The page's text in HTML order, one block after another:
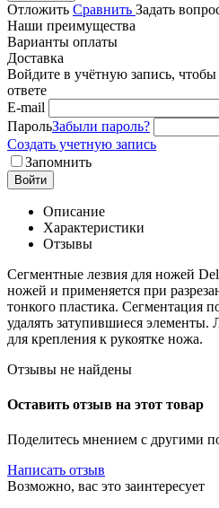
Отложить Сравнить Задать
Наши преимущества
Варианты оплаты
Доставка
Войдите в учётную запись,
ответе
E-mail
ПарольЗабыли пароль?
Создать учетную запись
Запомнить
Войти
Описание
Характеристики
Отзывы
Сегментные лезвия для ножей
ножей и применяется при
тонкого пластика. Сегментация
удалять затупившиеся элементы.
для крепления к рукоятке ножа.
Отзывы не найдены
Оставить отзыв на этот товар
Поделитесь мнением с другими
Написать отзыв
Возможно, вас это заинтересует